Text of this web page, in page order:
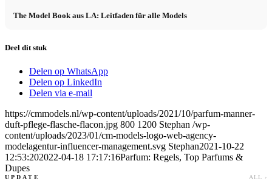
The Model Book aus LA: Leitfaden für alle Models
Deel dit stuk
Delen op WhatsApp
Delen op LinkedIn
Delen via e-mail
https://cmmodels.nl/wp-content/uploads/2021/10/parfum-manner-
duft-pflege-flasche-flacon.jpg 800 1200 Stephan /wp-
content/uploads/2023/01/cm-models-logo-web-agency-
modelagentur-influencer-management.svg Stephan2021-10-22
12:53:202022-04-18 17:17:16Parfum: Regels, Top Parfums &
Dupes
UPDATE ALL ›